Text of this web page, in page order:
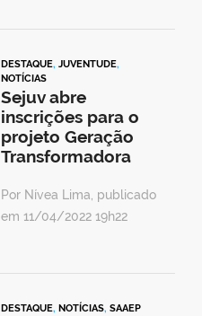
DESTAQUE, JUVENTUDE,
NOTÍCIAS
Sejuv abre
inscrições para o
projeto Geração
Transformadora
Por Nívea Lima, publicado
em 11/04/2022 19h22
DESTAQUE, NOTÍCIAS, SAAEP